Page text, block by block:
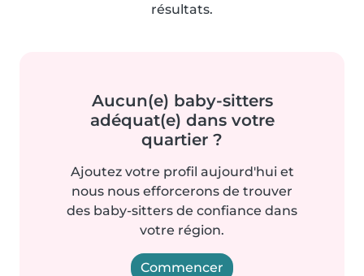
résultats.
Aucun(e) baby-sitters
adéquat(e) dans votre
quartier ?
Ajoutez votre profil aujourd'hui et
nous nous efforcerons de trouver
des baby-sitters de confiance dans
votre région.
Commencer